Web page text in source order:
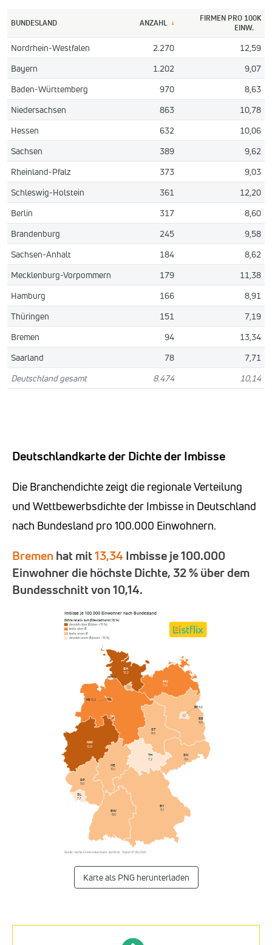
BUNDESLAND ANZAHL ↓
FIRMEN PRO 100K
EINW.
Nordrhein-Westfalen 2.270
12,59
Bayern
1.202
9,07
Baden-Württemberg
970
8,63
Niedersachsen
863
10,78
Hessen
632
10,06
Sachsen
389
9,62
Rheinland-Pfalz
373
9,03
Schleswig-Holstein
361
12,20
Berlin
317
8,60
Brandenburg
245
9,58
Sachsen-Anhalt
184
8,62
Mecklenburg-Vorpommern
179
11,38
Hamburg
166
8,91
Thüringen
151
7,19
Bremen
94
13,34
Saarland
78
7,71
Deutschland gesamt
8.474 10,14
Deutschlandkarte der Dichte der Imbisse
Die Branchendichte zeigt die regionale Verteilung
und Wettbewerbsdichte der Imbisse in Deutschland
nach Bundesland pro 100.000 Einwohnern.
Bremen hat mit13,34 Imbisse je 100.000
Einwohner die höchste Dichte, 32 % über dem
Bundesschnitt von 10,14.
Imbisse je 100.000 Einwohner nach Bundesland
Dichte relativ zum Ø Deutschland (10,14)
deutlich über Ø (über +15 %)
leicht über Ø
leicht unter Ø
deutlich unter Ø (unter −15 %)
BW
8,6
BY
9,1
BB
9,6
HE
10,1
MV
11,4
NI
10,8
NW
12,6
RP
9,0
SL
7,7
ST
8,6
SN
9,6
SH
12,2
TH
7,2
BE8,6
HB13,3
HH8,9
Quelle: Listflix-Firmendatenbank · listflix.de · Stand 07.08.2026
Karte als PNG herunterladen